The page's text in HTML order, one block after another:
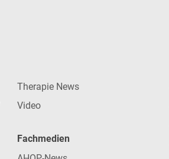
Therapie News
Video
Fachmedien